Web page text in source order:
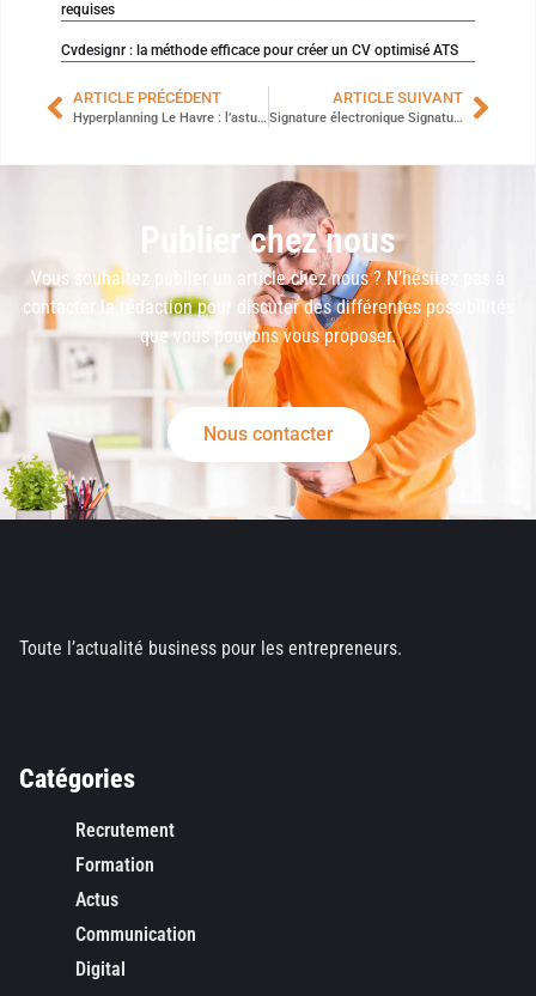
requises
Cvdesignr : la méthode efficace pour créer un CV optimisé ATS
ARTICLE PRÉCÉDENT
Hyperplanning Le Havre : l’astuce pour consulter l’emploi du temps facilement
ARTICLE SUIVANT
Signature électronique Signaturit : la solution est-elle fiable pour vos contrats ?
Publier chez nous
Vous souhaitez publier un article chez nous ? N’hésitez pas à
contacter la rédaction pour discuter des différentes possibilités
que vous pouvons vous proposer.
Nous contacter
Toute l’actualité business pour les entrepreneurs.
Catégories
Recrutement
Formation
Actus
Communication
Digital